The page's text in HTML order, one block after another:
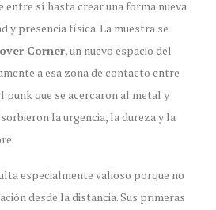
entre sí hasta crear una forma nueva
y presencia física. La muestra se
Corner, un nuevo espacio del
a esa zona de contacto entre
punk que se acercaron al metal y
la urgencia, la dureza y la
especialmente valioso porque no
desde la distancia. Sus primeras